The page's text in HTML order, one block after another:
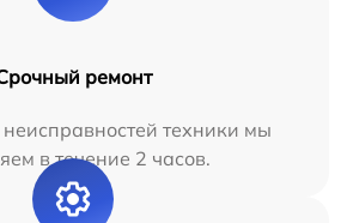
ремонт
техники мы
в течение 2 часов.